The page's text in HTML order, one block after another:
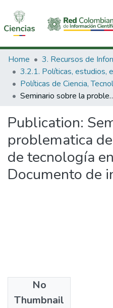
Communities & Collections
All of DSpace
Statistics
Home
Seminario sobre la problematica de la
Publication:
problematica
de tecnología
Documento de
No
Thumbnail